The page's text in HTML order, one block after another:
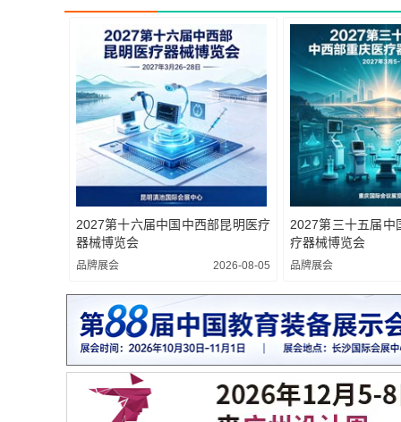
2027第十六届中国中西部昆明医疗
器械博览会
品牌展会 2026-08-05
2027第三十五届中
疗器械博览会
品牌展会